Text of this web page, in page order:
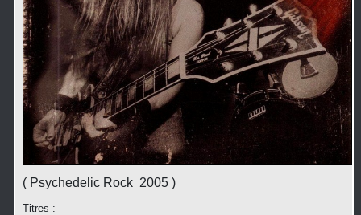
( Psychedelic Rock 2005 )
Titres :